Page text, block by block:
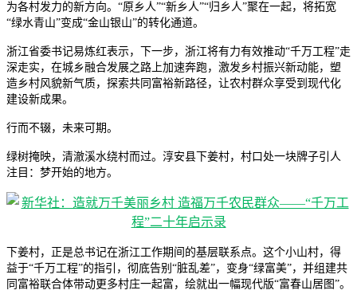
为各村发力的新方向。“原乡人”“新乡人”“归乡人”聚在一起，将拓宽
“绿水青山”变成“金山银山”的转化通道。
浙江省委书记易炼红表示，下一步，浙江将有力有效推动“千万工程”走
深走实，在城乡融合发展之路上加速奔跑，激发乡村振兴新动能，塑
造乡村风貌新气质，探索共同富裕新路径，让农村群众享受到现代化
建设新成果。
行而不辍，未来可期。
绿树掩映，清澈溪水绕村而过。淳安县下姜村，村口处一块牌子引人
注目：梦开始的地方。
下姜村，正是总书记在浙江工作期间的基层联系点。这个小山村，得
益于“千万工程”的指引，彻底告别“脏乱差”，变身“绿富美”，并组建共
同富裕联合体带动更多村庄一起富，绘就出一幅现代版“富春山居图”。